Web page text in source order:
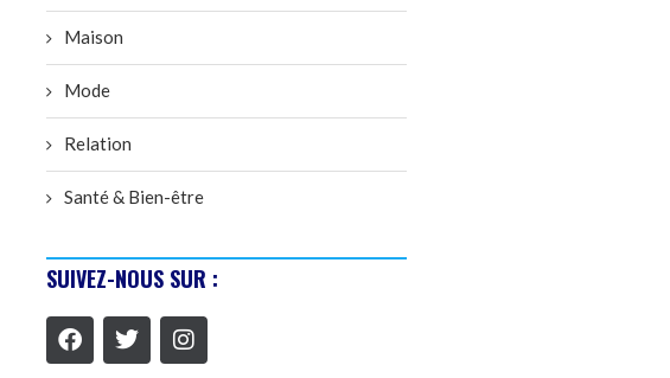
Maison
Mode
Relation
Santé & Bien-être
SUIVEZ-NOUS SUR :